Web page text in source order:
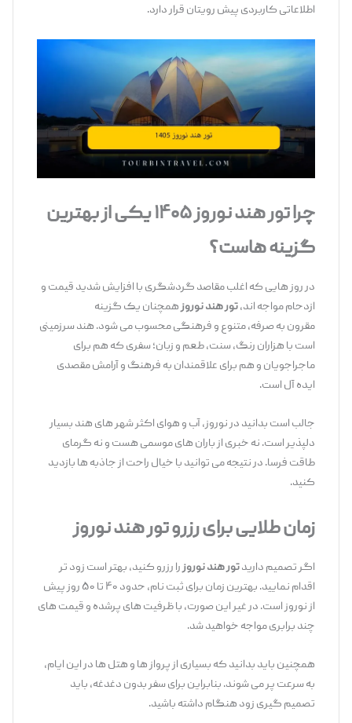
اطلاعاتی کاربردی پیش رویتان قرار دارد.
چرا تور هند نوروز ۱۴۰۵ یکی از بهترین
گزینه‌هاست؟
در روز هایی که اغلب مقاصد گردشگری با افزایش شدید قیمت و
ازدحام مواجه ‌اند،تور هند نوروزهمچنان یک گزینه
مقرون ‌به ‌صرفه، متنوع و فرهنگی محسوب می ‌شود. هند سرزمینی
است با هزاران رنگ، سنت، طعم و زبان؛ سفری که هم برای
ماجراجویان و هم برای علاقمندان به فرهنگ و آرامش مقصدی
ایده ‌آل است.
جالب است بدانید در نوروز، آب ‌و هوای اکثر شهر های هند بسیار
دلپذیر است. نه خبری از باران ‌های موسمی هست و نه گرمای
طاقت ‌فرسا. در نتیجه می ‌توانید با خیال راحت از جاذبه ‌ها بازدید
زمان طلایی برای رزرو تور هند نوروز
اگر تصمیم داریدتور هند نوروزرا رزرو کنید، بهتر است زود تر
اقدام نمایید. بهترین زمان برای ثبت ‌نام، حدود ۴۰ تا ۵۰ روز پیش
از نوروز است. در غیر این صورت، با ظرفیت ‌های پرشده و قیمت‌ های
چند برابری مواجه خواهید شد.
همچنین باید بدانید که بسیاری از پرواز ها و هتل ها در این ایام،
به‌ سرعت پر می‌ شوند. بنابراین برای سفر بدون دغدغه، باید
تصمیم‌ گیری زود هنگام داشته باشید.